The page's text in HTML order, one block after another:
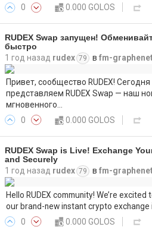
0
0.000 GOLOS
RUDEX Swap запущен!
быстро
1 год назад rudex 79 в fm-
Привет, сообщество RUDEX!
представляем RUDEX Swap — наш
мгновенного…
0
0.000 GOLOS
RUDEX Swap is Live! Exchange
and Securely
1 год назад rudex 79 в fm-
Hello RUDEX community! We’re
our brand-new instant crypto exchange
0
0.000 GOLOS